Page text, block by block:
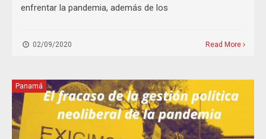
enfrentar la pandemia, además de los
02/09/2020 Read More
Panamá